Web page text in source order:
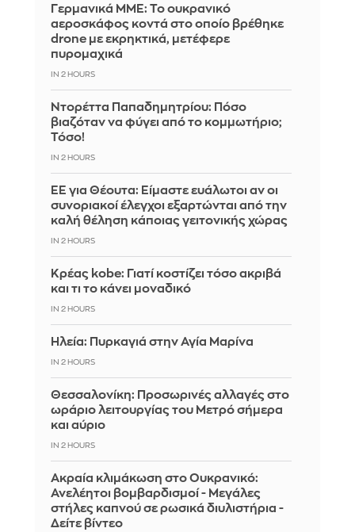
Γερμανικά ΜΜΕ: Το ουκρανικό
αεροσκάφος κοντά στο οποίο βρέθηκε
drone με εκρηκτικά, μετέφερε
πυρομαχικά
IN 2 HOURS
Ντορέττα Παπαδημητρίου: Πόσο
βιαζόταν να φύγει από το κομμωτήριο;
Τόσο!
IN 2 HOURS
ΕΕ για Θέουτα: Είμαστε ευάλωτοι αν οι
συνοριακοί έλεγχοι εξαρτώνται από την
καλή θέληση κάποιας γειτονικής χώρας
IN 2 HOURS
Κρέας kobe: Γιατί κοστίζει τόσο ακριβά
και τι το κάνει μοναδικό
IN 2 HOURS
Ηλεία: Πυρκαγιά στην Αγία Μαρίνα
IN 2 HOURS
Θεσσαλονίκη: Προσωρινές αλλαγές στο
ωράριο λειτουργίας του Μετρό σήμερα
και αύριο
IN 2 HOURS
Ακραία κλιμάκωση στο Ουκρανικό:
Ανελέητοι βομβαρδισμοί - Μεγάλες
στήλες καπνού σε ρωσικά διυλιστήρια -
Δείτε βίντεο